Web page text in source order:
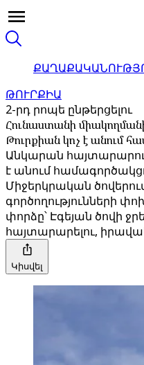
ԹՈՒՐՔԻԱ
2-րդ րոպե ընթերցելու
Հունաստանի
Թուրքիան կոչ է անում
Անկարան
է անում
Միջերկրական
գործողությունների
փորձը՝ Էգեյան ծովի
հայտարարելու,
Կիսվել